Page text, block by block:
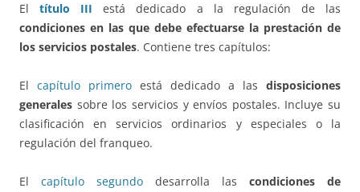
Eltítulo III está dedicado a la regulación de las
condiciones en las que debe efectuarse la prestación de
los servicios postales. Contiene tres capítulos:
El capítulo primero está dedicado a las disposiciones
generales sobre los servicios y envíos postales. Incluye su
clasificación en servicios ordinarios y especiales o la
regulación del franqueo.
El capítulo segundo desarrolla las condiciones de